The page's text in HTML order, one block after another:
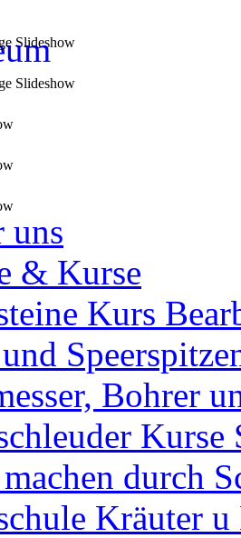
uns
& Kurse
Kurs
Bohrer
Kurse
durch
Kräuter